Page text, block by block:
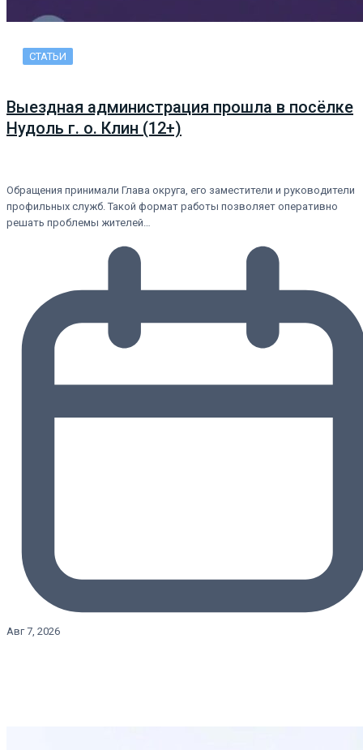
СТАТЬИ
Выездная администрация прошла в посёлке
Нудоль г. о. Клин (12+)
Обращения принимали Глава округа, его заместители и руководители
профильных служб. Такой формат работы позволяет оперативно
решать проблемы жителей…
Авг 7, 2026